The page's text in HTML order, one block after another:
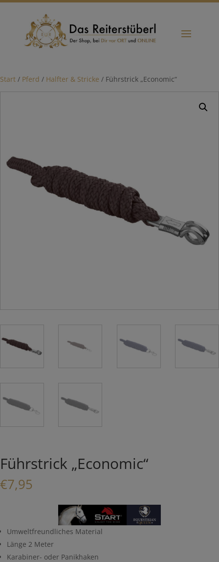
Start / Pferd / Halfter & Stricke / Führstrick „Economic“
Führstrick „Economic“
€7,95
Umweltfreundliches Material
Länge 2 Meter
Karabiner- oder Panikhaken